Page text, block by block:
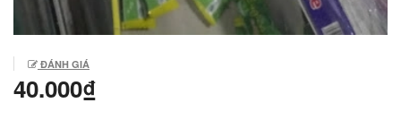
ĐÁNH GIÁ
40.000₫